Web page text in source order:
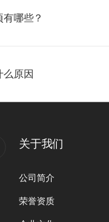
哪些？
么原因
关于我们
公司简介
荣誉资质